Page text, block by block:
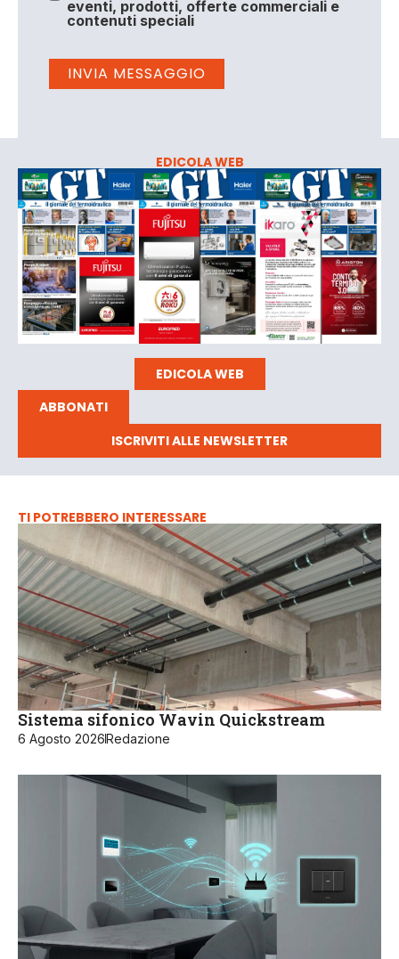
eventi, prodotti, offerte commerciali e
contenuti speciali
EDICOLA WEB
EDICOLA WEB
ABBONATI
ISCRIVITI ALLE NEWSLETTER
TI POTREBBERO INTERESSARE
Sistema sifonico Wavin Quickstream
6 Agosto 2026Redazione